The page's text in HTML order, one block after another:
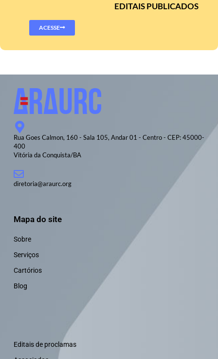
EDITAIS PUBLICADOS
ACESSE
Rua Goes Calmon, 160 - Sala 105, Andar 01 - Centro - CEP: 45000-
400
Vitória da Conquista/BA
diretoria@araurc.org
Mapa do site
Sobre
Serviços
Cartórios
Blog
Editais de proclamas